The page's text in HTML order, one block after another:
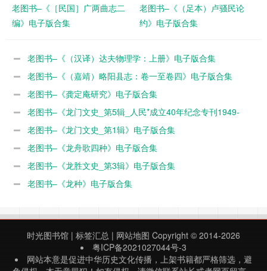
老图书–《［民国］广两曲志二
编》电子版合集
老图书–《（足本）卢骚民论
约》电子版合集
老图书–《（汉译）达夫物理学：上册》电子版合集
老图书–《（嘉靖）略阳县志：卷一至卷四》电子版合集
老图书–《龚定庵研究》电子版合集
老图书–《龙门文史_第5辑_人民*成立40年纪念专刊1949-
1989》电子版合集
老图书–《龙门文史_第1辑》电子版合集
老图书–《龙舟歌四种》电子版合集
老图书–《龙胜文史_第3辑》电子版合集
老图书–《龙种》电子版合集
时光图书馆 | 标签汇总 | 网站地图 Copyright © 2014-2026
粤ICP备2021027044号-3
网站本意是促进中华历史文化传播，上架书籍都严格筛选，避